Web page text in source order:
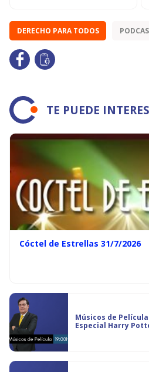
DERECHO PARA TODOS
TE PUEDE
Cóctel de Estrellas 31/7/2026
Músicos de
Especial Harry